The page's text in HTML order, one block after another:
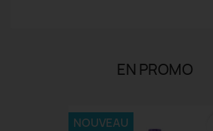
EN PROMO
NOUVEAU